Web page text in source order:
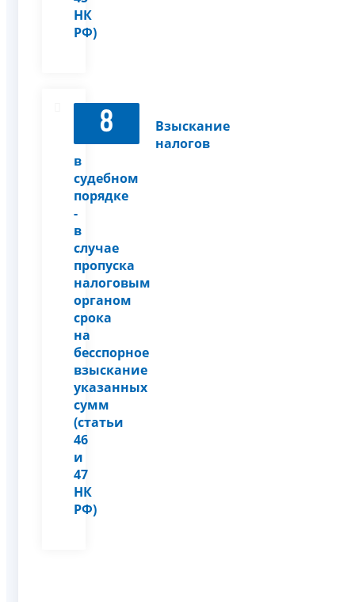
НК
РФ)
8
Взыскание
налогов
в
судебном
порядке
-
в
случае
пропуска
налоговым
органом
срока
на
бесспорное
взыскание
указанных
сумм
(статьи
46
и
47
НК
РФ)